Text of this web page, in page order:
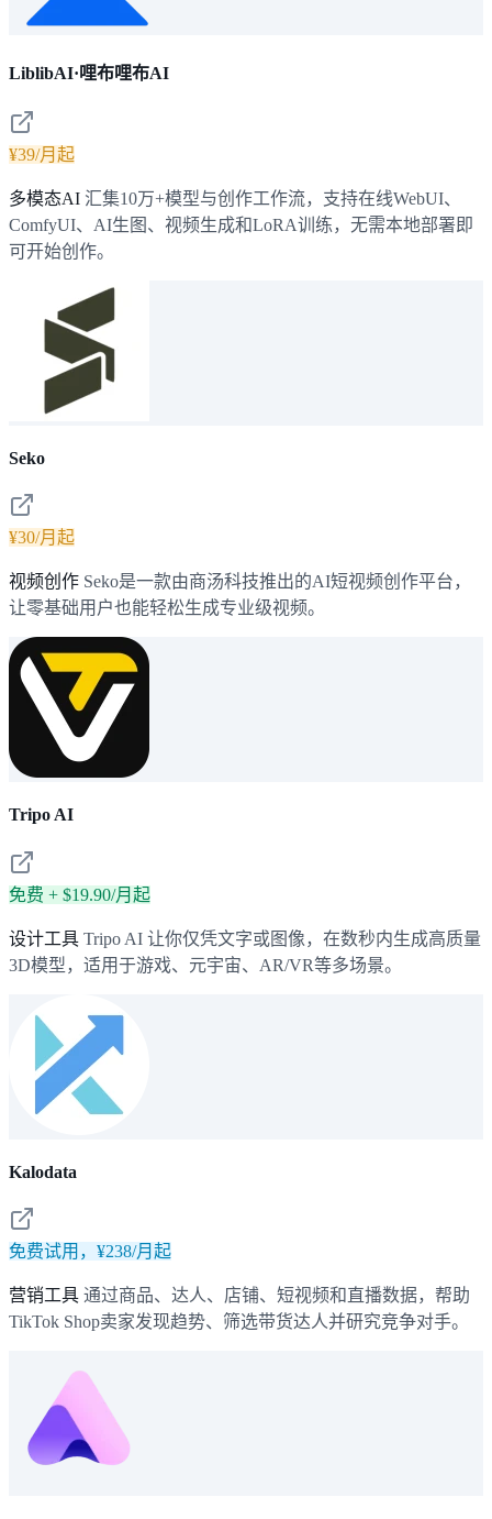
LiblibAI·哩布哩布AI
¥39/月起
多模态AI 汇集10万+模型与创作工作流，支持在线WebUI、
ComfyUI、AI生图、视频生成和LoRA训练，无需本地部署即
可开始创作。
Seko
¥30/月起
视频创作 Seko是一款由商汤科技推出的AI短视频创作平台，
让零基础用户也能轻松生成专业级视频。
Tripo AI
免费 + $19.90/月起
设计工具 Tripo AI 让你仅凭文字或图像，在数秒内生成高质量
3D模型，适用于游戏、元宇宙、AR/VR等多场景。
Kalodata
免费试用，¥238/月起
营销工具 通过商品、达人、店铺、短视频和直播数据，帮助
TikTok Shop卖家发现趋势、筛选带货达人并研究竞争对手。